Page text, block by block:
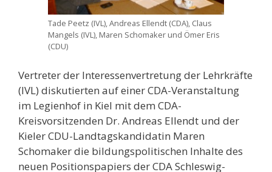
Tade Peetz (IVL), Andreas Ellendt (CDA), Claus
Mangels (IVL), Maren Schomaker und Ömer Eris
(CDU)
Vertreter der Interessenvertretung der Lehrkräfte
(IVL) diskutierten auf einer CDA-Veranstaltung
im Legienhof in Kiel mit dem CDA-
Kreisvorsitzenden Dr. Andreas Ellendt und der
Kieler CDU-Landtagskandidatin Maren
Schomaker die bildungspolitischen Inhalte des
neuen Positionspapiers der CDA Schleswig-